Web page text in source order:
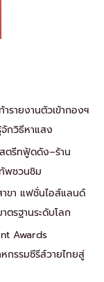
รายงานตัวเข้ากองฯ
กวิธีหาแสง
ตรีทฟู้ดดัง–ร้าน
พชวนชิม
าขา แฟชั่นไอส์แลนด์
รฐานระดับโลก
Awards
กรรมซีรีส์วายไทยสู่